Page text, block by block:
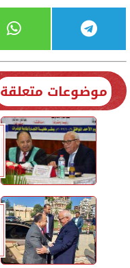
موضوعات متعلقة